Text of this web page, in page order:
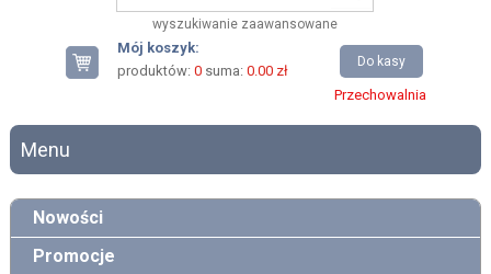
wyszukiwanie zaawansowane
Mój koszyk:
produktów: 0suma: 0.00 zł
Do kasy
Przechowalnia
Menu
Nowości
Promocje